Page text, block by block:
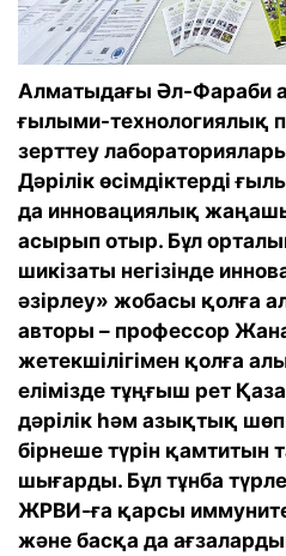
Алматыдағы Әл-Фараби
ғылыми-технологиялық
зерттеу
Дәрілік өсімдіктерді
да инновациялық
асырып отыр. Бұл
шикізаты негізінде
әзірлеу» жобасы қолға
авторы – профессор
жетекшілігімен қолға
елімізде тұңғыш рет
дәрілік һәм азықтық
бірнеше түрін қамтитын
шығарды. Бұл тұнба
ЖРВИ-ға қарсы
және басқа да